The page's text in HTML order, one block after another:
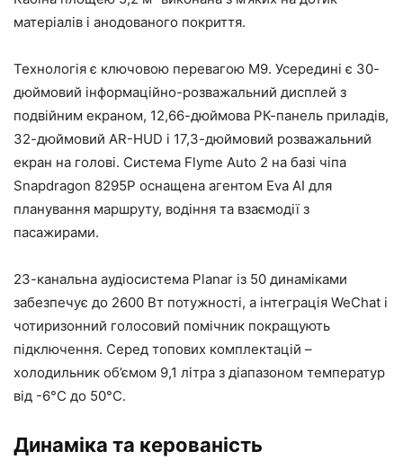
матеріалів і анодованого покриття.
Технологія є ключовою перевагою M9. Усередині є 30-
дюймовий інформаційно-розважальний дисплей з
подвійним екраном, 12,66-дюймова РК-панель приладів,
32-дюймовий AR-HUD і 17,3-дюймовий розважальний
екран на голові. Система Flyme Auto 2 на базі чіпа
Snapdragon 8295P оснащена агентом Eva AI для
планування маршруту, водіння та взаємодії з
пасажирами.
23-канальна аудіосистема Planar із 50 динаміками
забезпечує до 2600 Вт потужності, а інтеграція WeChat і
чотиризонний голосовий помічник покращують
підключення. Серед топових комплектацій –
холодильник об’ємом 9,1 літра з діапазоном температур
від -6°C до 50°C.
Динаміка та керованість